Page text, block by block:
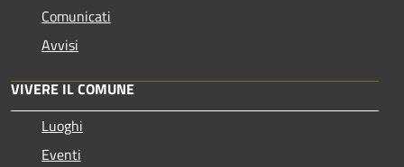
Comunicati
Avvisi
VIVERE IL COMUNE
Luoghi
Eventi